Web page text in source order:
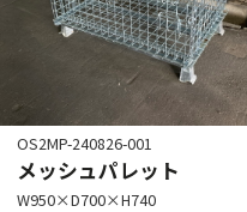
OS2MP-240826-001
メッシュパレット
W950×D700×H740